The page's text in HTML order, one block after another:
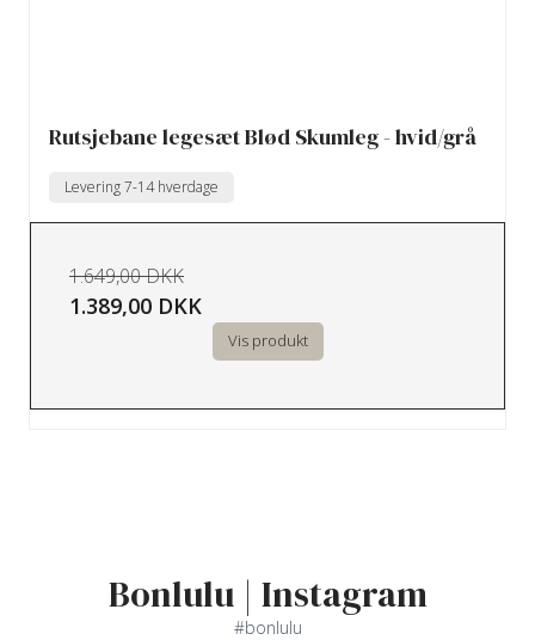
Rutsjebane legesæt Blød Skumleg - hvid/grå
Levering 7-14 hverdage
1.649,00 DKK
1.389,00 DKK
Vis produkt
Bonlulu | Instagram
#bonlulu